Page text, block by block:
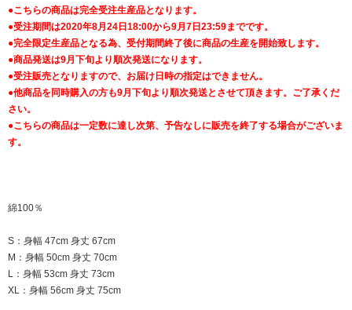
●こちらの商品は完全受注生産品となります。
●受注期間は2020年8月24日18:00から9月7日23:59までです。
●完全限定生産品となる為、受付期間終了後に商品の生産を開始致します。
●商品発送は9月下旬より順次発送になります。
●受注販売となりますので、お届け日時の指定はできません。
●他商品を同時購入の方も9月下旬より順次発送とさせて頂きます。ご了承くだ
さい。
●こちらの商品は一定数に達し次第、予告なしに販売を終了する場合がございま
す。
綿100％
S：身幅 47cm 身丈 67cm
M：身幅 50cm 身丈 70cm
L：身幅 53cm 身丈 73cm
XL：身幅 56cm 身丈 75cm